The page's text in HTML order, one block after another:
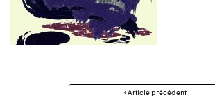
Navigation
Article précédent